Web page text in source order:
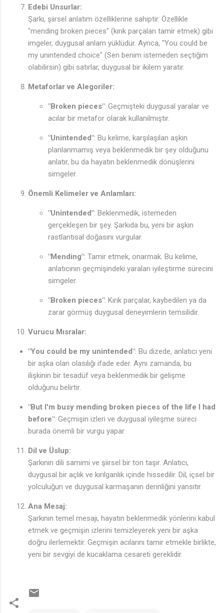
Edebi Unsurlar:
Şarkı, şiirsel anlatım özelliklerine sahiptir. Özellikle
"mending broken pieces" (kırık parçaları tamir etmek) gibi
imgeler, duygusal anlam yüklüdür. Ayrıca, "You could be
my unintended choice" (Sen benim istemeden seçtiğim
olabilirsin) gibi satırlar, duygusal bir ikilem yaratır.
Metaforlar ve Alegoriler:
"Broken pieces": Geçmişteki duygusal yaralar ve
acılar bir metafor olarak kullanılmıştır.
"Unintended": Bu kelime, karşılaşılan aşkın
planlanmamış veya beklenmedik bir şey olduğunu
anlatır, bu da hayatın beklenmedik dönüşlerini
simgeler.
Önemli Kelimeler ve Anlamları:
"Unintended": Beklenmedik, istemeden
gerçekleşen bir şey. Şarkıda bu, yeni bir aşkın
rastlantısal doğasını vurgular.
"Mending": Tamir etmek, onarmak. Bu kelime,
anlatıcının geçmişindeki yaraları iyileştirme sürecini
simgeler.
"Broken pieces": Kırık parçalar, kaybedilen ya da
zarar görmüş duygusal deneyimlerin temsilidir.
Vurucu Mısralar:
"You could be my unintended": Bu dizede, anlatıcı yeni
bir aşka olan olasılığı ifade eder. Aynı zamanda, bu
ilişkinin bir tesadüf veya beklenmedik bir gelişme
olduğunu belirtir.
"But I'm busy mending broken pieces of the life I had
before": Geçmişin izleri ve duygusal iyileşme süreci
burada önemli bir vurgu yapar.
Dil ve Üslup:
Şarkının dili samimi ve şiirsel bir ton taşır. Anlatıcı,
duygusal bir açlık ve kırılganlık içinde hissedilir. Dil, içsel bir
yolculuğun ve duygusal karmaşanın derinliğini yansıtır.
Ana Mesaj:
Şarkının temel mesajı, hayatın beklenmedik yönlerini kabul
etmek ve geçmişin izlerini temizleyerek yeni bir aşka
doğru ilerlemektir. Geçmişin acılarını tamir etmekle birlikte,
yeni bir sevgiyi de kucaklama cesareti gereklidir.
🎵